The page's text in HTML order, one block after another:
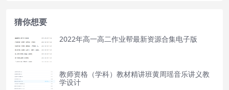
猜你想要
2022年高一高二作业帮最新资源合集电子版
教师资格（学科）教材精讲班黄周瑶音乐讲义教
学设计